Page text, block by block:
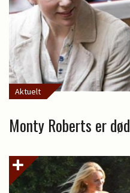
Aktuelt
Monty Roberts er død